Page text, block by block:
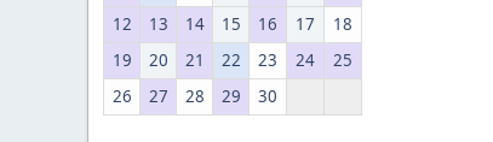
12
13 14 15 16 17
18
19
20 21 22 23 24
25
26
27 28 29 30